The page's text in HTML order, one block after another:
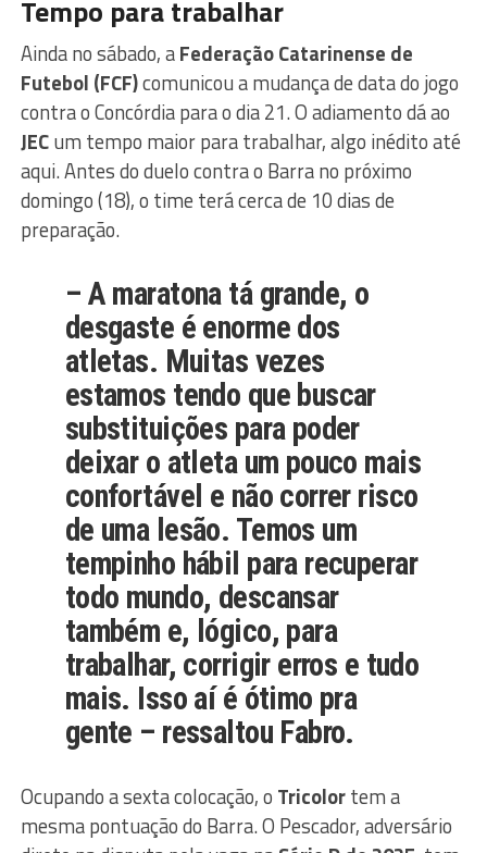
Tempo para trabalhar
Ainda no sábado, aFederação Catarinense de
Futebol (FCF)comunicou a mudança de data do jogo
contra o Concórdia para o dia 21. O adiamento dá ao
JECum tempo maior para trabalhar, algo inédito até
aqui. Antes do duelo contra o Barra no próximo
domingo (18), o time terá cerca de 10 dias de
preparação.
– A maratona tá grande, o
desgaste é enorme dos
atletas. Muitas vezes
estamos tendo que buscar
substituições para poder
deixar o atleta um pouco mais
confortável e não correr risco
de uma lesão. Temos um
tempinho hábil para recuperar
todo mundo, descansar
também e, lógico, para
trabalhar, corrigir erros e tudo
mais. Isso aí é ótimo pra
gente – ressaltou Fabro.
Ocupando a sexta colocação, o Tricolortem a
mesma pontuação do Barra. O Pescador, adversário